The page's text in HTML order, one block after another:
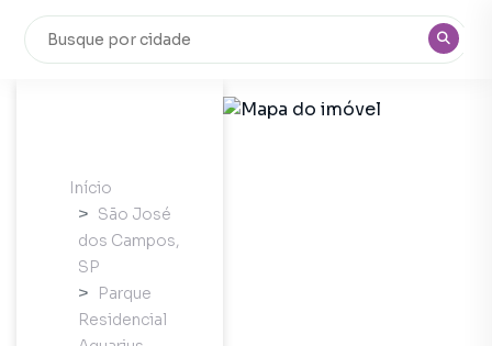
Início
São José
dos Campos,
SP
Parque
Residencial